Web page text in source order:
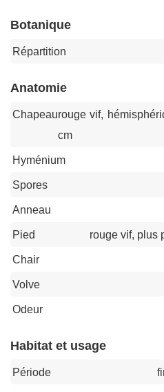
Botanique
Répartition
Anatomie
Chapeaurouge vif,
cm
Hyménium
Spores
Anneau
Pied
rouge vif, plus
Chair
Volve
Odeur
Habitat et usage
Période